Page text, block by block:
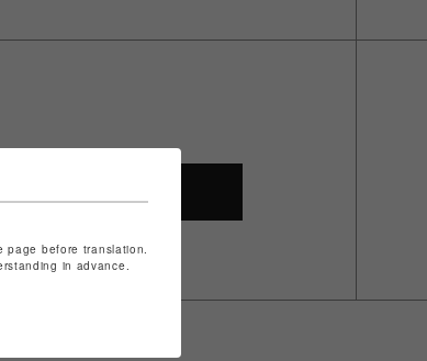
page before translation.
in advance.